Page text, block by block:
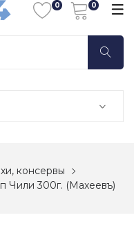
консервы
Чили 300г. (Махеевъ)